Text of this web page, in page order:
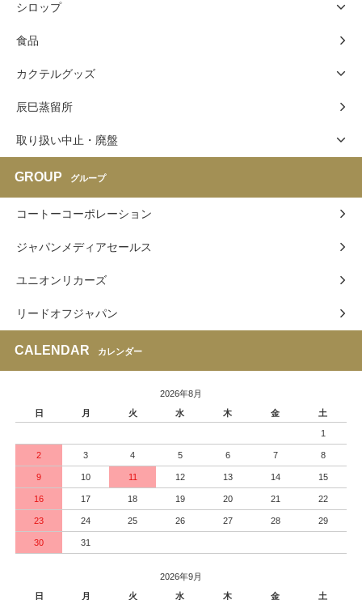
シロップ
食品
カクテルグッズ
辰巳蒸留所
取り扱い中止・廃盤
GROUP グループ
コートーコーポレーション
ジャパンメディアセールス
ユニオンリカーズ
リードオフジャパン
CALENDAR カレンダー
2026年8月
日
月 火 水 木 金 土
1
2 3 4 5 6 7 8
9 10 11 12 13 14 15
16 17 18 19 20 21 22
23 24 25 26 27 28 29
30 31
2026年9月
日
月 火 水 木 金 土